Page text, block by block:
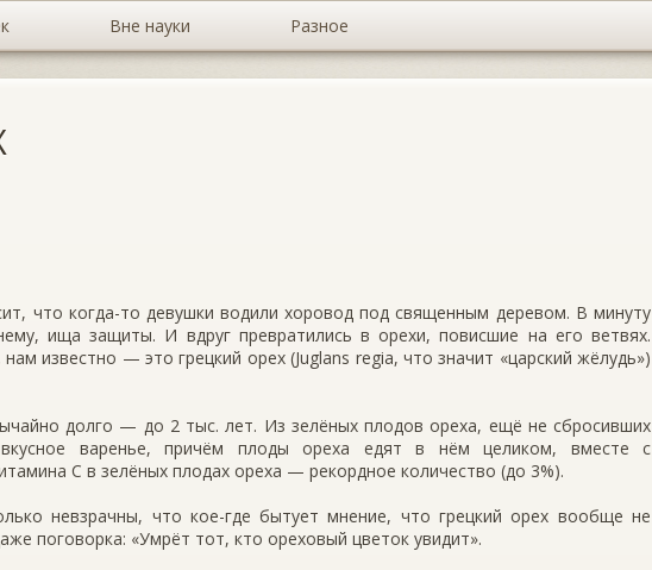
Вне науки Разное
что когда-то девушки водили хоровод под священным де­ревом. В минуту
ища защиты. И вдруг превратились в орехи, повисшие на его ветвях.
известно — это грецкий орех (Juglans regia, что значит «царский жёлудь»)
долго — до 2 тыс. лет. Из зелёных плодов ореха, ещё не сбросивших
варенье, причём плоды ореха едят в нём цели­ком, вместе с
С в зелёных плодах ореха — рекордное количество (до 3%).
невзрачны, что кое-где бытует мнение, что грецкий орех вообще не
поговорка: «Умрёт тот, кто ореховый цветок увидит».